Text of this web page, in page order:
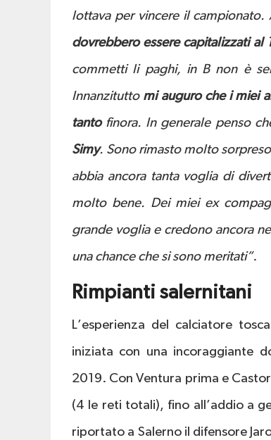
lottava per vincere il campionato.
dovrebbero essere capitalizzati al
commetti li paghi, in B non è
Innanzitutto mi auguro che i miei
tantofinora. In generale penso
Simy. Sono rimasto molto
abbia ancora tanta voglia di
molto bene. Dei miei ex
grande voglia e credono ancora
una chance che si sono meritati”.
Rimpianti salernitani
L’esperienza del calciatore
iniziata con una incoraggiante
2019. Con Ventura prima e
(4 le reti totali), fino all’addio a
riportato a Salerno il difensore